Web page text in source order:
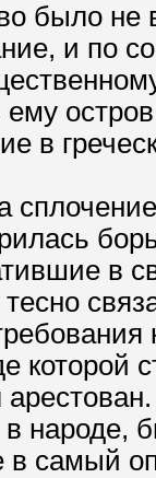
было
и по
ему
в
в
которой
народе,
в самый